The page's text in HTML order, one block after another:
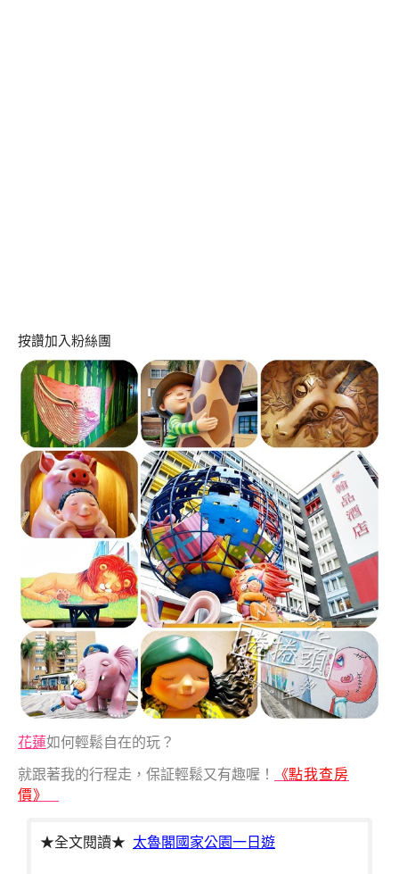
按讚加入粉絲團
花蓮如何輕鬆自在的玩？
就跟著我的行程走，保証輕鬆又有趣喔！ 《點我查房
價》
★全文閱讀★ 太魯閣國家公園一日遊